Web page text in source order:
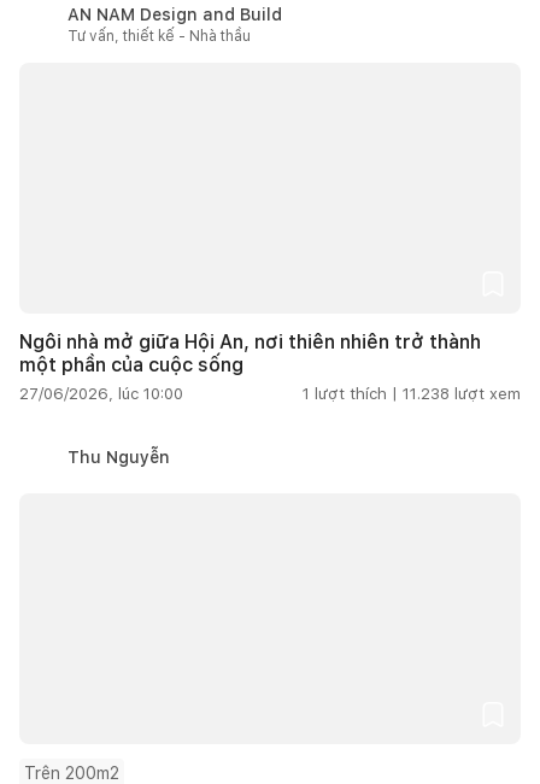
AN NAM Design and Build
Tư vấn, thiết kế - Nhà thầu
Ngôi nhà mở giữa Hội An, nơi thiên nhiên trở thành
một phần của cuộc sống
27/06/2026, lúc 10:00 1 lượt thích | 11.238 lượt xem
Thu Nguyễn
Trên 200m2